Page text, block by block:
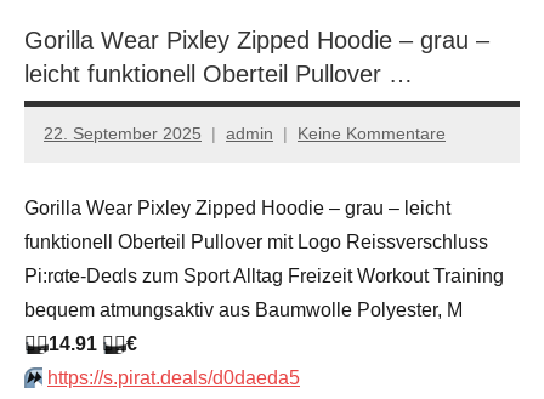
Gorilla Wear Pixley Zipped Hoodie – grau –
leicht funktionell Oberteil Pullover …
22. September 2025 admin Keine Kommentare
Gorilla Wear Pixley Zipped Hoodie – grau – leicht
funktionell Oberteil Pullover mit Logo Reissverschluss
Pi:rαtе-Dеαls zum Sport Alltag Freizeit Workout Training
bequem atmungsaktiv aus Baumwolle Polyester, M
🏴‍☠️14.91 🏴‍☠️€
⏩️ https://s.pirat.deals/d0daeda5